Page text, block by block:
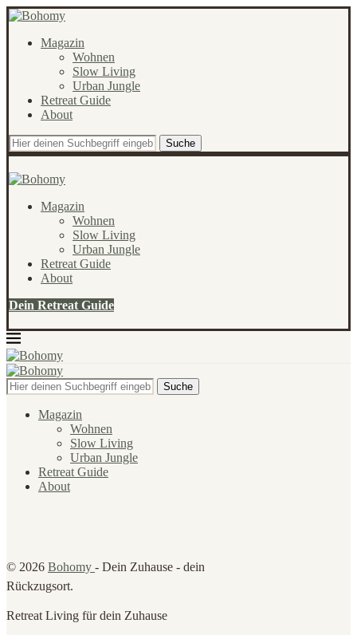
Magazin
Wohnen
Slow Living
Urban Jungle
Retreat Guide
About
Suche
Magazin
Wohnen
Slow Living
Urban Jungle
Retreat Guide
About
Dein Retreat Guide
Suche
Magazin
Wohnen
Slow Living
Urban Jungle
Retreat Guide
About
© 2026 Bohomy - Dein Zuhause - dein
Rückzugsort.
Retreat Living für dein Zuhause